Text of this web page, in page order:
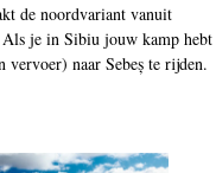
de noordvariant vanuit
je in Sibiu jouw kamp hebt
vervoer) naar Sebeș te rijden.